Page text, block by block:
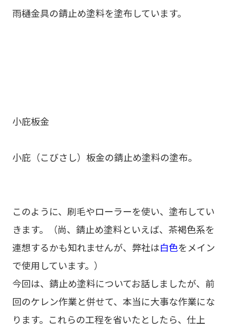
雨樋金具の錆止め塗料を塗布しています。
小庇板金
小庇（こびさし）板金の錆止め塗料の塗布。
このように、刷毛やローラーを使い、塗布してい
きます。（尚、錆止め塗料といえば、茶褐色系を
連想するかも知れませんが、弊社は白色をメイン
で使用しています。）
今回は、錆止め塗料についてお話しましたが、前
回のケレン作業と併せて、本当に大事な作業にな
ります。これらの工程を省いたとしたら、仕上